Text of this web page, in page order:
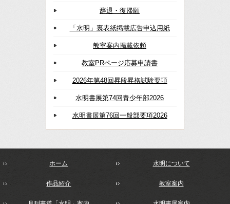
辞退・復帰願
「水明」裏表紙掲載広告申込用紙
教室案内掲載依頼
教室PRページ応募申請書
2026年第48回昇段昇格試験要項
水明書展第74回青少年部2026
水明書展第76回一般部要項2026
ホーム 水明について
作品紹介 教室案内